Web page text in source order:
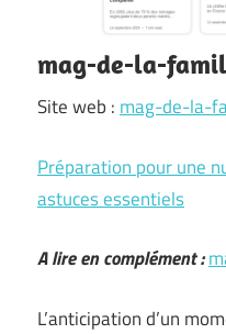
mag-de-la-
Site web : mag-de-la-
Préparation pour une
astuces essentiels
A lire en complément :
L’anticipation d’un